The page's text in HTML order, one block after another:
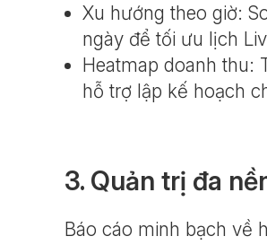
Xu hướng theo giờ:
ngày để tối ưu lịch
Heatmap doanh thu:
hỗ trợ lập kế hoạch
3. Quản trị đa
Báo cáo minh bạch về